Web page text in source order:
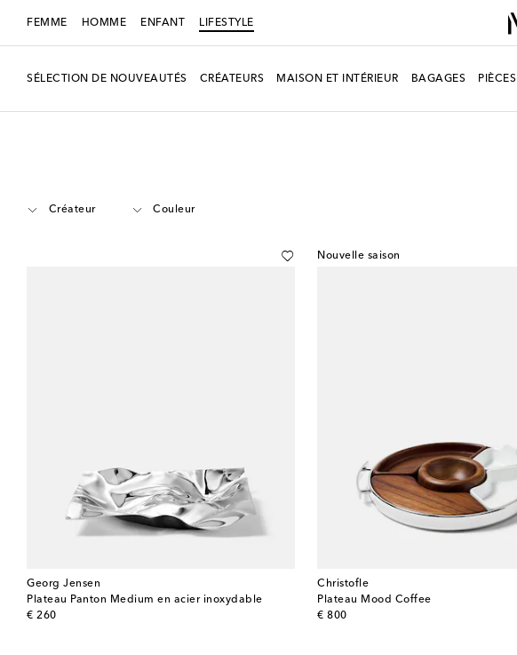
FEMME HOMME ENFANT LIFESTYLE
SÉLECTION DE NOUVEAUTÉS CRÉATEURS MAISON ET INTÉRIEUR BAGAGES PIÈCES
Créateur Couleur
Georg Jensen
Plateau Panton Medium en acier inoxydable
€ 260
original price
Nouvelle saison
Christofle
Plateau Mood Coffee
€ 800
original price